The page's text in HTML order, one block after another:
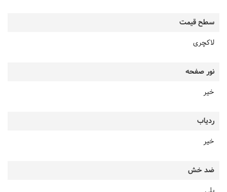
سطح قیمت
لاکچری
نور صفحه
خیر
ردیاب
خیر
ضد خش